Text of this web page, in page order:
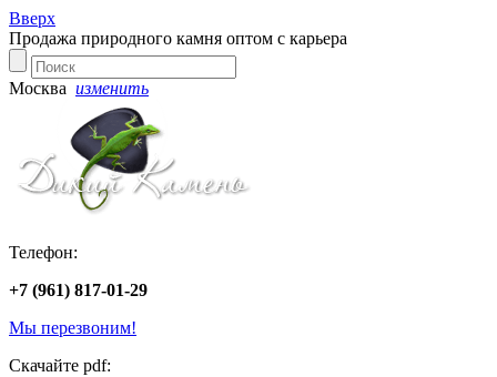
Вверх
Продажа природного камня оптом с карьера
Москва изменить
Телефон:
+7 (961) 817-01-29
Мы перезвоним!
Скачайте pdf: